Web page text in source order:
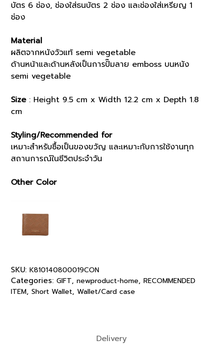
บัตร 6 ช่อง, ช่องใส่ธนบัตร 2 ช่อง และช่องใส่เหรียญ 1
ช่อง
Material
ผลิตจากหนังวัวแท้ semi vegetable
ด้านหน้าและด้านหลังเป็นการปั๊มลาย emboss บนหนัง
semi vegetable
Size: Height 9.5 cm x Width 12.2 cm x Depth 1.8
cm
Styling/Recommended for
เหมาะสำหรับซื้อเป็นของขวัญ และเหมาะกับการใช้งานทุก
สถานการณ์ในชีวิตประจำวัน
Other Color
SKU: K810140800019CON
Categories: GIFT, newproduct-home, RECOMMENDED
ITEM, Short Wallet, Wallet/Card case
Delivery